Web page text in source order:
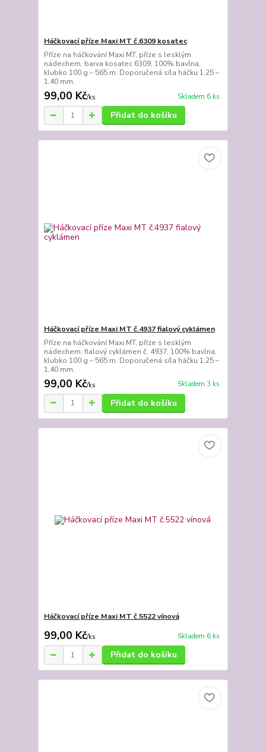
Háčkovací příze Maxi MT č.6309 kosatec
Příze na háčkování Maxi MT, příze s lesklým
nádechem, barva kosatec 6309, 100% bavlna,
klubko 100 g – 565 m. Doporučená síla háčku 1,25 –
1,40 mm.
99,00 Kč/ks Skladem 6 ks
Přidat do košíku
Háčkovací příze Maxi MT č.4937 fialový cyklámen
Příze na háčkování Maxi MT, příze s lesklým
nádechem, fialový cyklámen č. 4937, 100% bavlna,
klubko 100 g – 565 m. Doporučená síla háčku 1,25 –
1,40 mm.
99,00 Kč/ks Skladem 3 ks
Přidat do košíku
Háčkovací příze Maxi MT č.5522 vínová
99,00 Kč/ks Skladem 6 ks
Přidat do košíku